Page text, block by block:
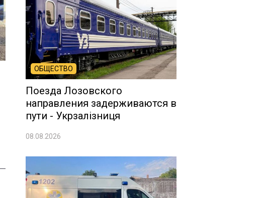
ОБЩЕСТВО
Поезда Лозовского
направления задерживаются в
пути - Укрзалізниця
08.08.2026